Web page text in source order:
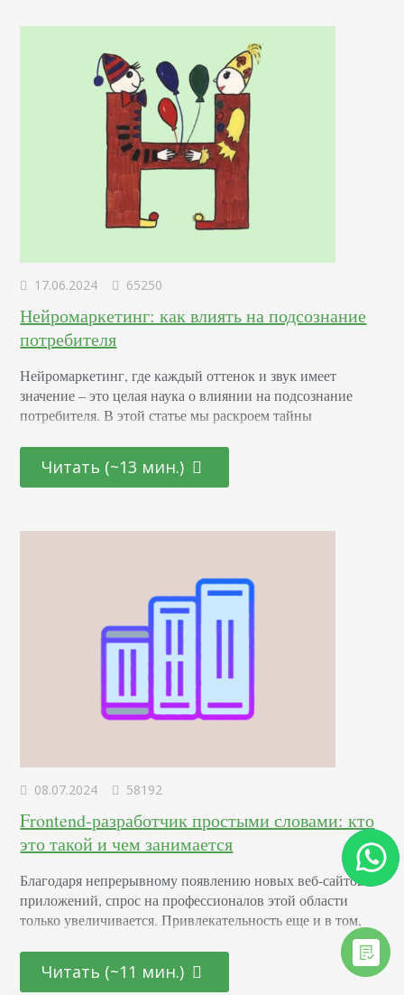
17.06.2024 65250
Нейромаркетинг: как влиять на подсознание
потребителя
Нейромаркетинг, где каждый оттенок и звук имеет
значение – это целая наука о влиянии на подсознание
потребителя. В этой статье мы раскроем тайны
последних достижениях в области психологии и
нейронаук. От подбора цветовой палитры до создания
человеческого сознания для повышения интереса и
Читать (~13 мин.)
08.07.2024 58192
Frontend-разработчик простыми словами: кто
это такой и чем занимается
Благодаря непрерывному появлению новых веб-сайтов и
приложений, спрос на профессионалов этой области
только увеличивается. Привлекательность еще и в том,
специалистов, так и для тех, кто находится на стадии
переосмысления карьерного пути и готов начать все с
Читать (~11 мин.)